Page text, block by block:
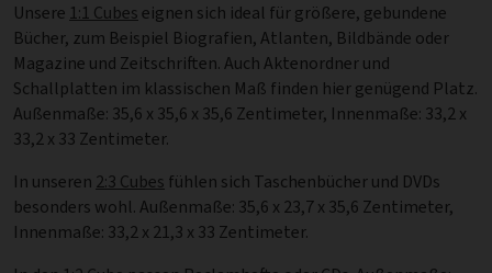
Unsere 1:1 Cubeseignen sich ideal für größere, gebundene
Bücher, zum Beispiel Biografien, Atlanten, Bildbände oder
Magazine und Zeitschriften. Auch Aktenordner und
Schallplatten im klassischen Maß finden hier genügend Platz.
Außenmaße: 35,6 x 35,6 x 35,6 Zentimeter, Innenmaße: 33,2 x
33,2 x 33 Zentimeter.
In unseren 2:3 Cubes fühlen sich Taschenbücher und DVDs
besonders wohl. Außenmaße: 35,6 x 23,7 x 35,6 Zentimeter,
Innenmaße: 33,2 x 21,3 x 33 Zentimeter.